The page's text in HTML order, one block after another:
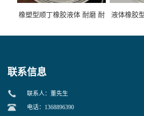
橡塑型顺丁橡胶液体 耐磨 耐
液体橡胶
联系信息
联系人：董先生
电话：1368896390